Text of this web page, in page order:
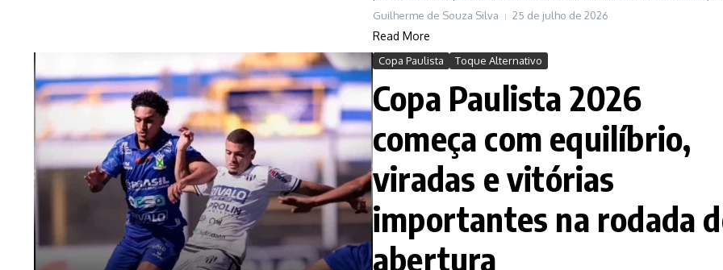
Guilherme de Souza Silva 25 de julho de 2026
Read More
Copa Paulista Toque Alternativo
Copa Paulista 2026
começa com equilíbrio,
viradas e vitórias
importantes na rodada
abertura